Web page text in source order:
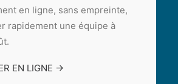
en ligne, sans empreinte,
rapidement une équipe à
EN LIGNE →